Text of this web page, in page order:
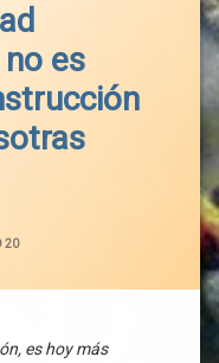
es
20
es hoy más